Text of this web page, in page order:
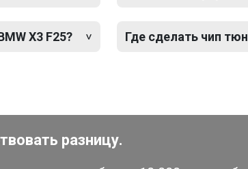
X3 F25? Где сделать чип
разницу.